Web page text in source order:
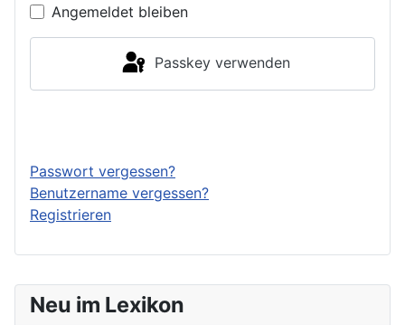
Neu im Lexikon
Angemeldet bleiben
Passkey verwenden
Passwort vergessen?
Benutzername vergessen?
Registrieren